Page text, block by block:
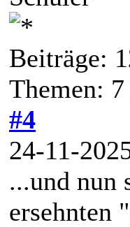
Beiträge:
Themen:
#4
24-11-
...und nun
ersehnten